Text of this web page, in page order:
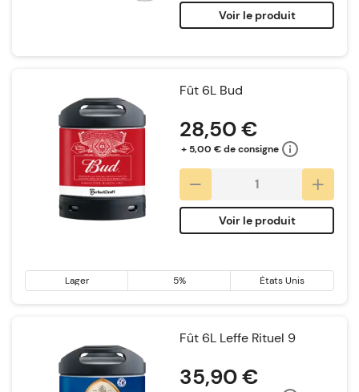
Voir le produit
Fût 6L Bud
28,50 €
+ 5,00 € de consigne
Voir le produit
Lager 5% États Unis
Fût 6L Leffe Rituel 9
35,90 €